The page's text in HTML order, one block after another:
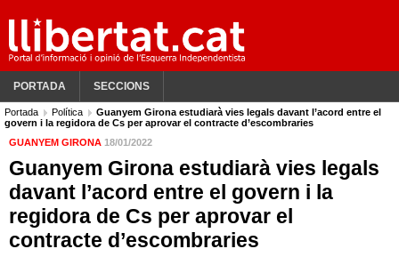
PORTADA SECCIONS
Portada Política
Guanyem Girona estudiarà vies legals davant l’acord entre el
govern i la regidora de Cs per aprovar el contracte d’escombraries
GUANYEM GIRONA 18/01/2022
Guanyem Girona estudiarà vies legals
davant l’acord entre el govern i la
regidora de Cs per aprovar el
contracte d’escombraries